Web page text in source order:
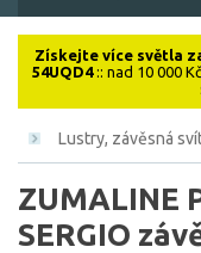
Získejte více světla
54UQD4:: nad 10 000 Kč
Lustry, závěsná
ZUMALINE
SERGIO